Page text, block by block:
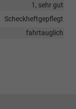
1, sehr gut
Scheckheftgepflegt
fahrtauglich